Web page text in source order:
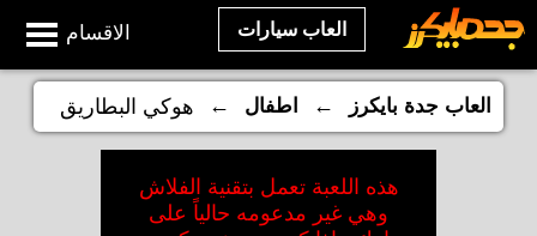
الاقسام العاب سيارات
العاب جدة بايكرز ← اطفال ← هوكي البطاريق
هذه اللعبة تعمل بتقنية الفلاش
وهي غير مدعومه حالياً على